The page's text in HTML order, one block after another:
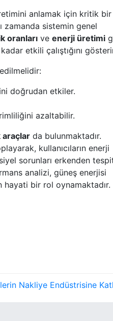
anlamak için kritik bir
zamanda sistemin genel
oranları ve enerji üretimi
etkili çalıştığını
doğrudan etkiler.
azaltabilir.
araçlar da bulunmaktadır.
kullanıcıların enerji
sorunları erkenden
analizi, güneş enerjisi
hayati bir rol oynamaktadır.
Nakliye Endüstrisine